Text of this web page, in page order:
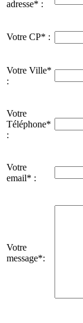
adresse* :
Votre CP* :
Votre Ville*
:
Votre
Téléphone*
:
Votre
email* :
Votre
message*: